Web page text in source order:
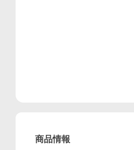
商品情報